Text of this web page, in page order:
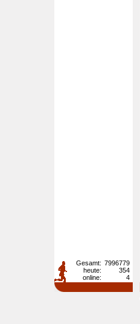
Gesamt: 7996779
heute:
354
online:
4